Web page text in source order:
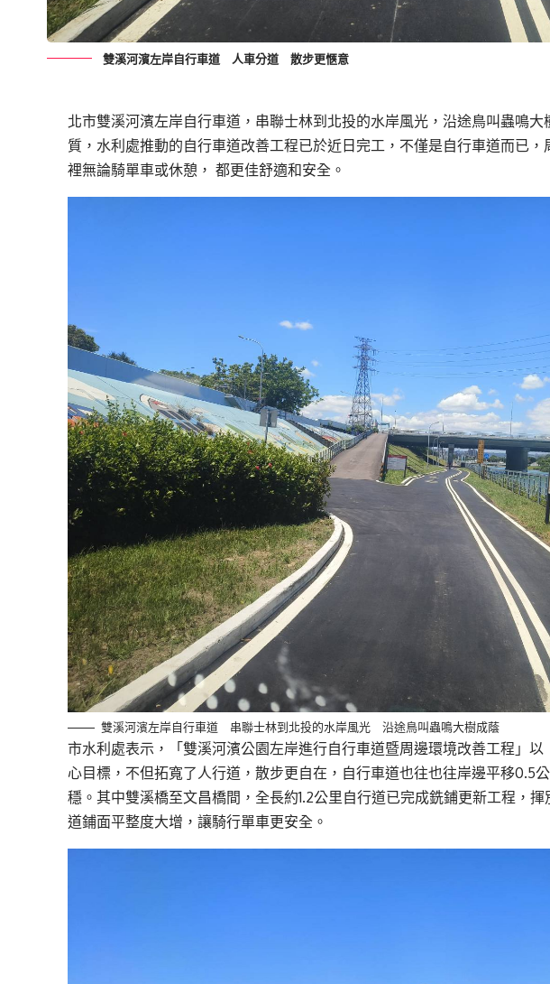
雙溪河濱左岸自行車道 人車分道 散步更愜意
北市雙溪河濱左岸自行車道，串聯士林到北投的水岸風光，沿途鳥叫蟲鳴大
質，水利處推動的自行車道改善工程已於近日完工，不僅是自行車道而已
裡無論騎單車或休憩 ， 都更佳舒適和安全。
雙溪河濱左岸自行車道 串聯士林到北投的水岸風光 沿途鳥叫蟲鳴大樹成蔭
市水利處表示，「雙溪河濱公園左岸進行自行車道暨周邊環境改善工程」
心目標，不但拓寬了人行道，散步更自在，自行車道也往也往岸邊平移0.5
穩。其中雙溪橋至文昌橋間，全長約1.2公里自行道已完成銑鋪更新工程，
道鋪面平整度大增，讓騎行單車更安全。